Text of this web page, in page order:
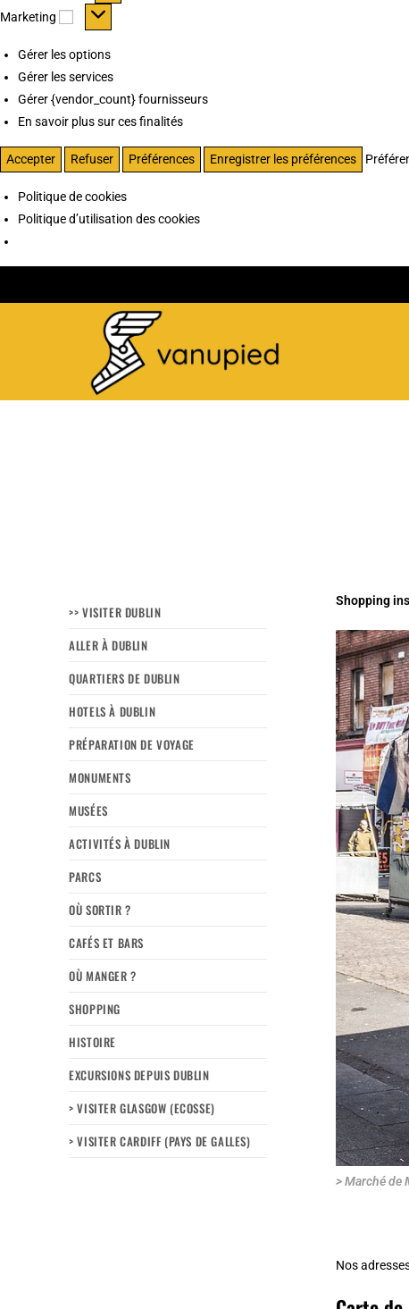
Marketing Marketing
Gérer les options
Gérer les services
Gérer {vendor_count} fournisseurs
En savoir plus sur ces finalités
Accepter Refuser Préférences Enregistrer les préférences
Politique de cookies
Politique d’utilisation des cookies
Shopping
> Marché de
Nos
>> VISITER DUBLIN
ALLER À DUBLIN
QUARTIERS DE DUBLIN
HOTELS À DUBLIN
PRÉPARATION DE VOYAGE
MONUMENTS
MUSÉES
ACTIVITÉS À DUBLIN
PARCS
OÙ SORTIR ?
CAFÉS ET BARS
OÙ MANGER ?
SHOPPING
HISTOIRE
EXCURSIONS DEPUIS DUBLIN
> VISITER GLASGOW (ECOSSE)
> VISITER CARDIFF (PAYS DE GALLES)